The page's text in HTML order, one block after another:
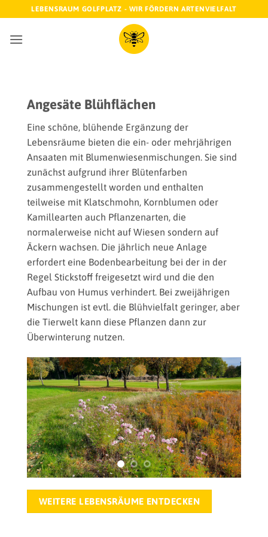
springen
LEBENSRAUM GOLFPLATZ - WIR FÖRDERN ARTENVIELFALT
Angesäte Blühflächen
Eine schöne, blühende Ergänzung der
Lebensräume bieten die ein- oder mehrjährigen
Ansaaten mit Blumenwiesenmischungen. Sie sind
zunächst aufgrund ihrer Blütenfarben
zusammengestellt worden und enthalten
teilweise mit Klatschmohn, Kornblumen oder
Kamillearten auch Pflanzenarten, die
normalerweise nicht auf Wiesen sondern auf
Äckern wachsen. Die jährlich neue Anlage
erfordert eine Bodenbearbeitung bei der in der
Regel Stickstoff freigesetzt wird und die den
Aufbau von Humus verhindert. Bei zweijährigen
Mischungen ist evtl. die Blühvielfalt geringer, aber
die Tierwelt kann diese Pflanzen dann zur
Überwinterung nutzen.
Elsäßer
WEITERE LEBENSRÄUME ENTDECKEN